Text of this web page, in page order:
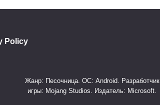
Policy
Жанр: Песочница. ОС: Android. Разработчик
игры: Mojang Studios. Издатель: Microsoft.